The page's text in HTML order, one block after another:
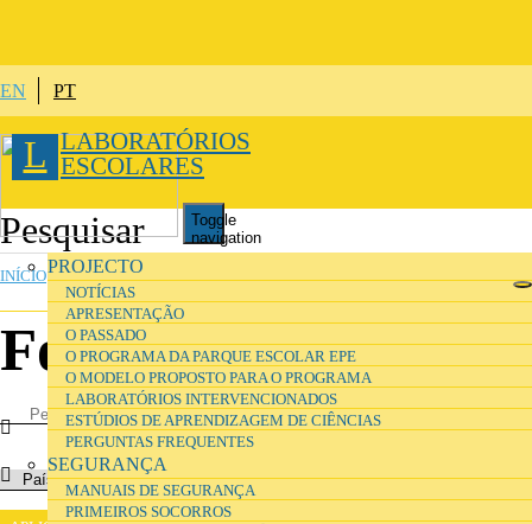
EN PT
L LABORATÓRIOS
ESCOLARES
Toggle
navigation
PROJECTO
NOTÍCIAS
APRESENTAÇÃO
O PASSADO
O PROGRAMA DA PARQUE ESCOLAR EPE
O MODELO PROPOSTO PARA O PROGRAMA
LABORATÓRIOS INTERVENCIONADOS
ESTÚDIOS DE APRENDIZAGEM DE CIÊNCIAS
PERGUNTAS FREQUENTES
SEGURANÇA
MANUAIS DE SEGURANÇA
PRIMEIROS SOCORROS
ESTÁ AQUI
INÍCIO»ORGANIZAÇÃO
Fornecedores